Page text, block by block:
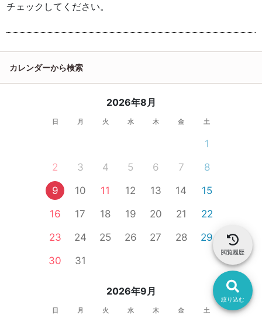
絞り込む
閲覧履歴
チェックしてください。
カレンダーから検索
2026年8月
日 月 火 水 木 金 土
1
2
3 4 5 6 7
8
9
10 11 12 13 14
15
16
17 18 19 20 21
22
23
24 25 26 27 28
29
30
31
2026年9月
日 月 火 水 木 金 土